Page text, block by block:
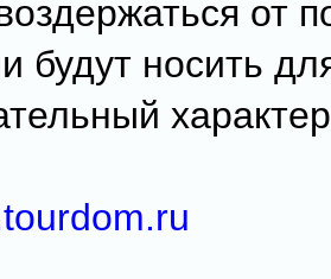
от
будут носить